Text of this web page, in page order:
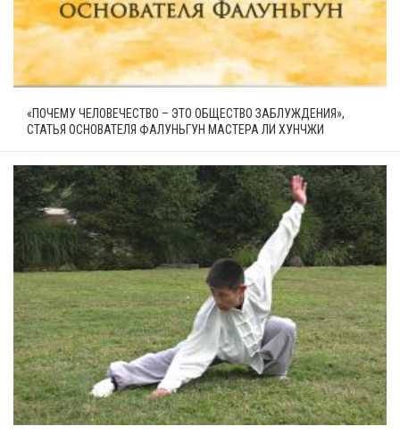
«ПОЧЕМУ ЧЕЛОВЕЧЕСТВО – ЭТО ОБЩЕСТВО ЗАБЛУЖДЕНИЯ»,
СТАТЬЯ ОСНОВАТЕЛЯ ФАЛУНЬГУН МАСТЕРА ЛИ ХУНЧЖИ